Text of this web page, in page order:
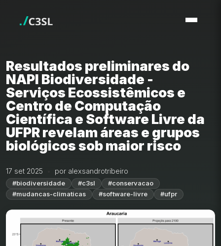
Resultados preliminares do
NAPI Biodiversidade -
Serviços Ecossistêmicos e
Centro de Computação
Científica e Software Livre da
UFPR revelam áreas e grupos
biológicos sob maior risco
17 set 2025 por alexsandrotribeiro
#biodiversidade #c3sl
#conservacao
#mudancas-climaticas
#software-livre #ufpr